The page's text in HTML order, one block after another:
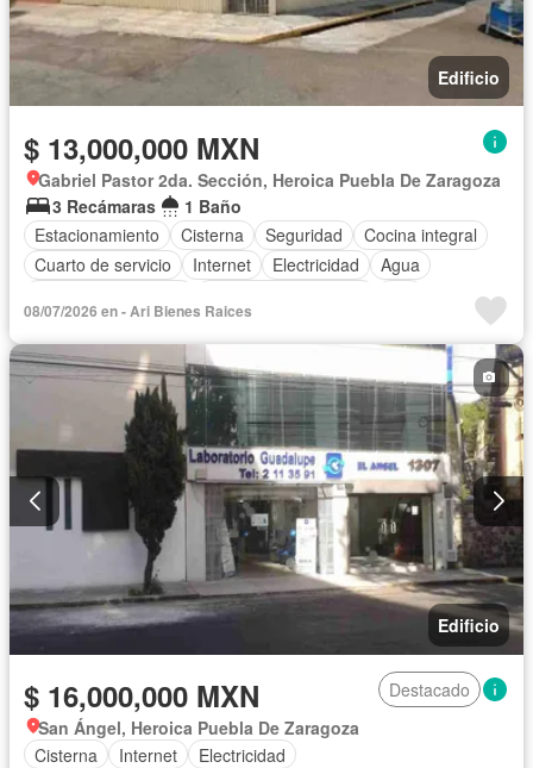
Edificio
$ 13,000,000 MXN
Gabriel Pastor 2da. Sección, Heroica Puebla De Zaragoza
3 Recámaras
1 Baño
Estacionamiento
Cisterna Seguridad
Cocina integral
Cuarto de servicio
Internet Electricidad
Agua
08/07/2026 en - Ari Bienes Raices
Edificio
$ 16,000,000 MXN
Destacado
San Ángel, Heroica Puebla De Zaragoza
Cisterna
Internet Electricidad